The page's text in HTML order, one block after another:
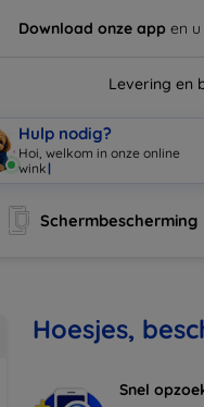
Download onze app en
Levering en
Hulp nodig?
Ik ben Mob |
Schermbescherming
Hoesjes,
Snel